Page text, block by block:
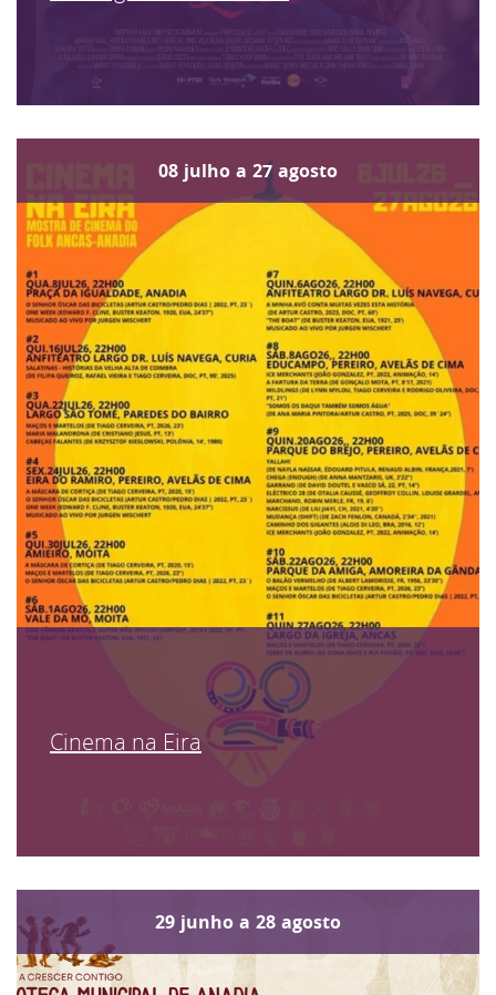
08 julho a 27 agosto
Cinema na Eira
29 junho a 28 agosto